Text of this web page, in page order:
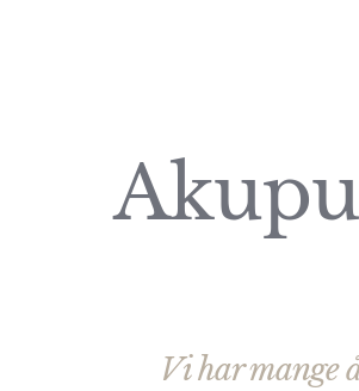
Vi har mange